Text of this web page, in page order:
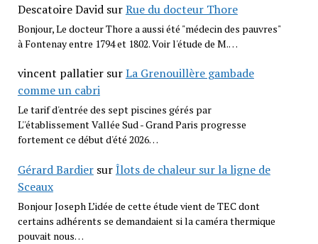
Descatoire DavidsurRue du docteur Thore
Bonjour, Le docteur Thore a aussi été "médecin des pauvres"
à Fontenay entre 1794 et 1802. Voir l'étude de M.…
vincent pallatiersurLa Grenouillère gambade
comme un cabri
Le tarif d'entrée des sept piscines gérés par
L''établissement Vallée Sud - Grand Paris progresse
fortement ce début d'été 2026…
Gérard BardiersurÎlots de chaleur sur la ligne de
Sceaux
Bonjour Joseph L’idée de cette étude vient de TEC dont
certains adhérents se demandaient si la caméra thermique
pouvait nous…